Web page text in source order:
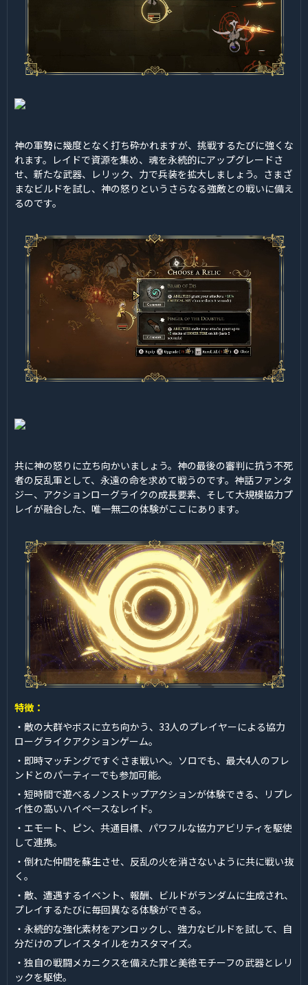
神の軍勢に幾度となく打ち砕かれますが、挑戦するたびに強くな
れます。レイドで資源を集め、魂を永続的にアップグレードさ
せ、新たな武器、レリック、力で兵装を拡大しましょう。さまざ
まなビルドを試し、神の怒りというさらなる強敵との戦いに備え
るのです。
共に神の怒りに立ち向かいましょう。神の最後の審判に抗う不死
者の反乱軍として、永遠の命を求めて戦うのです。神話ファンタ
ジー、アクションローグライクの成長要素、そして大規模協力プ
レイが融合した、唯一無二の体験がここにあります。
特徴：
・敵の大群やボスに立ち向かう、33人のプレイヤーによる協力
ローグライクアクションゲーム。
・即時マッチングですぐさま戦いへ。ソロでも、最大4人のフレ
ンドとのパーティーでも参加可能。
・短時間で遊べるノンストップアクションが体験できる、リプレ
イ性の高いハイペースなレイド。
・エモート、ピン、共通目標、パワフルな協力アビリティを駆使
して連携。
・倒れた仲間を蘇生させ、反乱の火を消さないように共に戦い抜
く。
・敵、遭遇するイベント、報酬、ビルドがランダムに生成され、
プレイするたびに毎回異なる体験ができる。
・永続的な強化素材をアンロックし、強力なビルドを試して、自
分だけのプレイスタイルをカスタマイズ。
・独自の戦闘メカニクスを備えた罪と美徳モチーフの武器とレリ
ックを駆使。